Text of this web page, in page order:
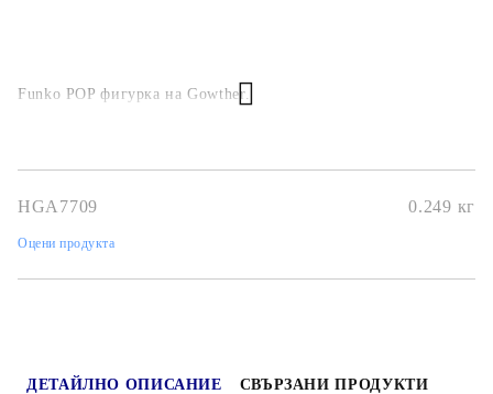
Funko POP фигурка на Gowther.
HGA7709 0.249 кг
Оцени продукта
ДЕТАЙЛНО ОПИСАНИЕ
СВЪРЗАНИ ПРОДУКТИ